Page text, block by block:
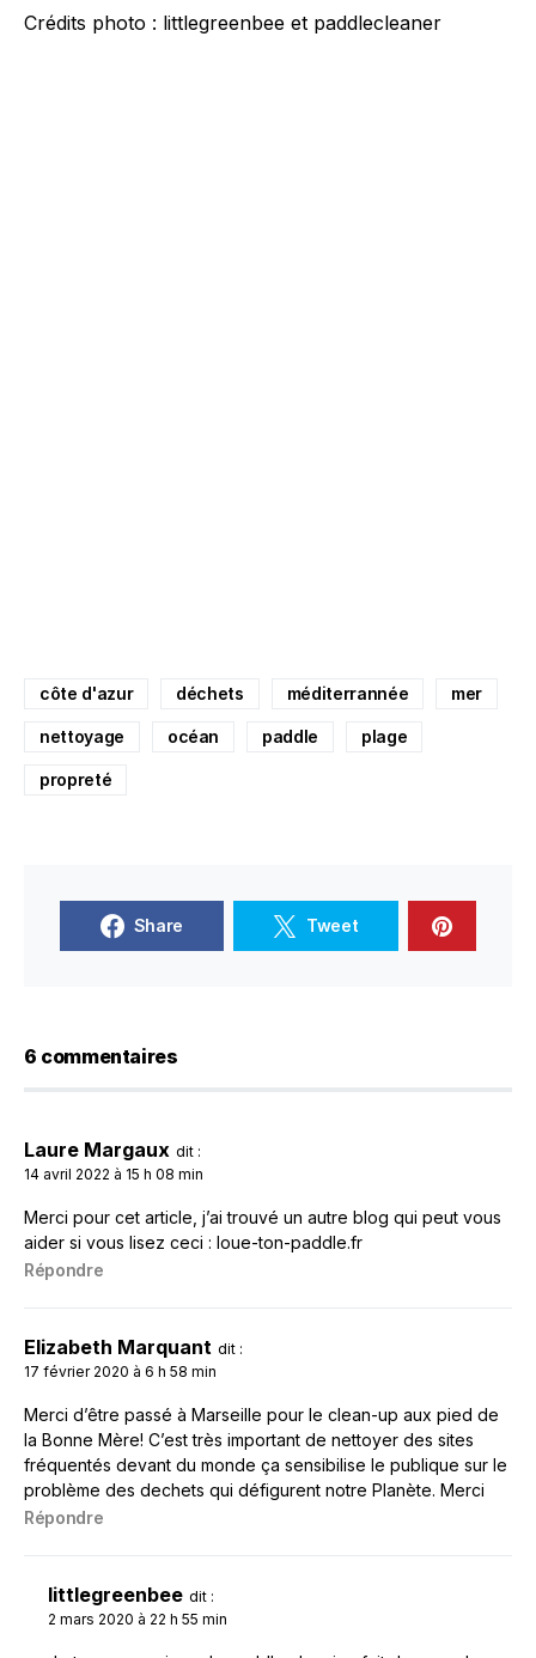
Crédits photo : littlegreenbee et paddlecleaner
côte d'azur déchets méditerrannée mer
nettoyage océan paddle plage
propreté
Share Tweet
6 commentaires
Laure Margaux dit :
14 avril 2022 à 15 h 08 min
Merci pour cet article, j’ai trouvé un autre blog qui peut vous
aider si vous lisez ceci : loue-ton-paddle.fr
Répondre
Elizabeth Marquant dit :
17 février 2020 à 6 h 58 min
Merci d’être passé à Marseille pour le clean-up aux pied de
la Bonne Mère! C’est très important de nettoyer des sites
fréquentés devant du monde ça sensibilise le publique sur le
problème des dechets qui défigurent notre Planète. Merci
Répondre
littlegreenbee dit :
2 mars 2020 à 22 h 55 min